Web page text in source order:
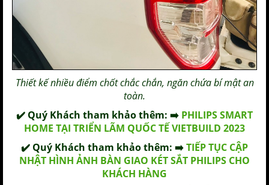
Thiết kế nhiều điểm chốt chắc chắn, ngăn chứa bí mật an
toàn.
✔️ Quý Khách tham khảo thêm: ➡️ PHILIPS SMART
HOME TẠI TRIỂN LÃM QUỐC TẾ VIETBUILD 2023
✔️ Quý Khách tham khảo thêm: ➡️TIẾP TỤC CẬP
NHẬT HÌNH ẢNH BÀN GIAO KÉT SẮT PHILIPS CHO
KHÁCH HÀNG